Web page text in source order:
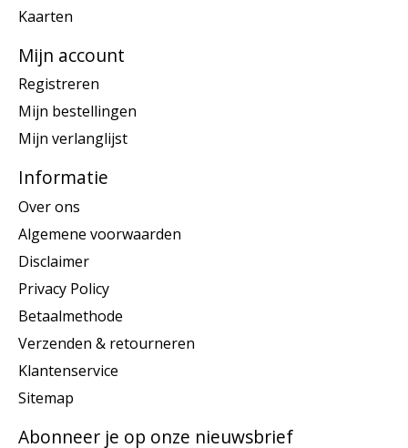
Kaarten
Mijn account
Registreren
Mijn bestellingen
Mijn verlanglijst
Informatie
Over ons
Algemene voorwaarden
Disclaimer
Privacy Policy
Betaalmethode
Verzenden & retourneren
Klantenservice
Sitemap
Abonneer je op onze nieuwsbrief